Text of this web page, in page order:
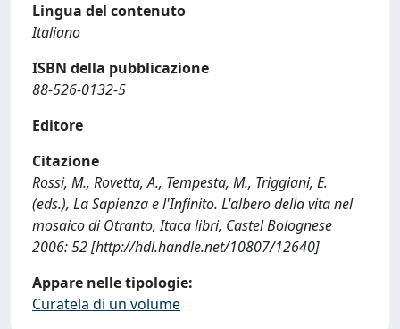
Lingua del contenuto
Italiano
ISBN della pubblicazione
88-526-0132-5
Editore
Citazione
Rossi, M., Rovetta, A., Tempesta, M., Triggiani, E.
(eds.), La Sapienza e l'Infinito. L'albero della vita nel
mosaico di Otranto, Itaca libri, Castel Bolognese
2006: 52 [http://hdl.handle.net/10807/12640]
Appare nelle tipologie:
Curatela di un volume